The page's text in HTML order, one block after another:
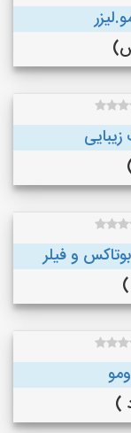
و فیلر